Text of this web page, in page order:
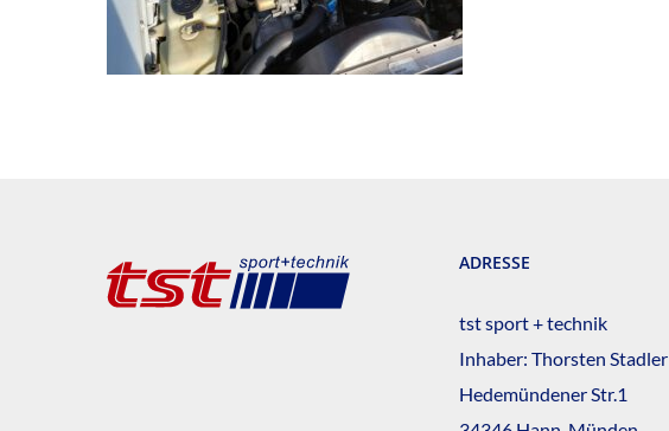
ADRESSE
tst sport + technik
Inhaber: Thorsten Stadler
Hedemündener Str.1